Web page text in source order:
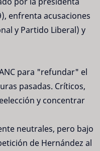
enfrenta acusaciones
y Partido Liberal) y
para "refundar" el
pasadas. Críticos,
y concentrar
neutrales, pero bajo
de Hernández al